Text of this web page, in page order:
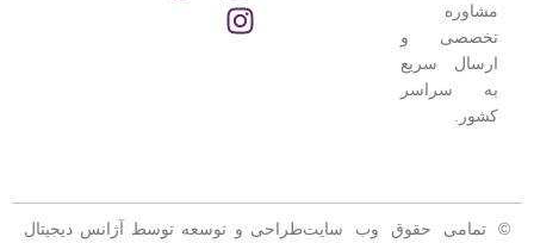
مشاوره
تخصصی و
ارسال سریع
به سراسر
کشور.
© تمامی حقوق وب سایتطراحی و توسعه توسط آژانس دیجیتال